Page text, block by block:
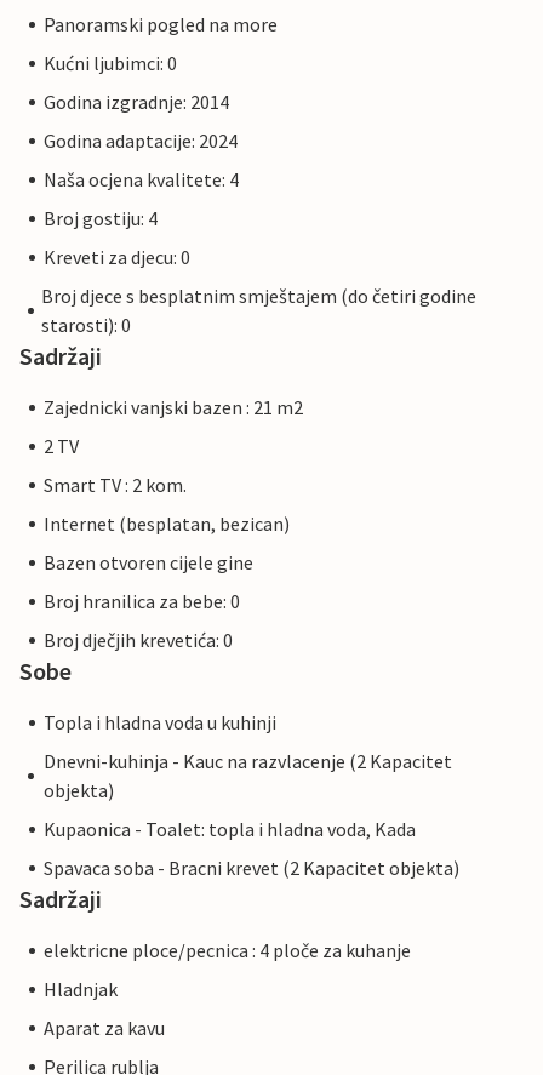
Panoramski pogled na more
Kućni ljubimci: 0
Godina izgradnje: 2014
Godina adaptacije: 2024
Naša ocjena kvalitete: 4
Broj gostiju: 4
Kreveti za djecu: 0
Broj djece s besplatnim smještajem (do četiri godine
starosti): 0
Sadržaji
Zajednicki vanjski bazen : 21 m2
2 TV
Smart TV : 2 kom.
Internet (besplatan, bezican)
Bazen otvoren cijele gine
Broj hranilica za bebe: 0
Broj dječjih krevetića: 0
Sobe
Topla i hladna voda u kuhinji
Dnevni-kuhinja - Kauc na razvlacenje (2 Kapacitet
objekta)
Kupaonica - Toalet: topla i hladna voda, Kada
Spavaca soba - Bracni krevet (2 Kapacitet objekta)
Sadržaji
elektricne ploce/pecnica : 4 ploče za kuhanje
Hladnjak
Aparat za kavu
Perilica rublja